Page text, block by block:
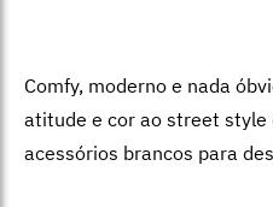
Comfy, moderno e nada
atitude e cor ao street style
acessórios brancos para